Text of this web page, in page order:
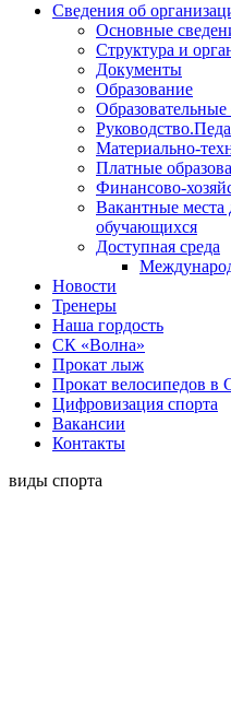
Сведения об
Основные
Структура и
Документы
Образование
Материально-
Платные
Финансово-
Вакантные места
обучающихся
Доступная среда
Новости
Тренеры
Наша гордость
СК «Волна»
Прокат лыж
Прокат велосипедов в
Цифровизация спорта
Вакансии
Контакты
виды спорта